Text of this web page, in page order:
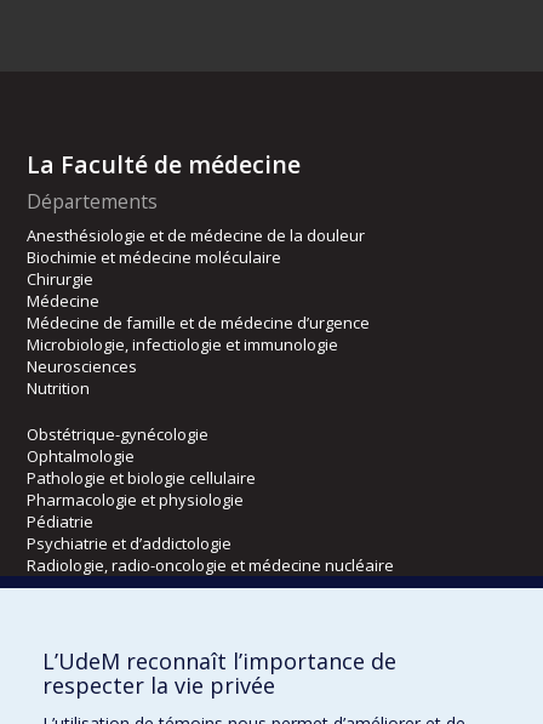
La Faculté de médecine
Départements
Anesthésiologie et de médecine de la douleur
Biochimie et médecine moléculaire
Chirurgie
Médecine
Médecine de famille et de médecine d’urgence
Microbiologie, infectiologie et immunologie
Neurosciences
Nutrition
Obstétrique-gynécologie
Ophtalmologie
Pathologie et biologie cellulaire
Pharmacologie et physiologie
Pédiatrie
Psychiatrie et d’addictologie
Radiologie, radio-oncologie et médecine nucléaire
Écoles
Kinésiologie et des sciences de l’activité physique
Orthophonie et audiologie
L’UdeM reconnaît l’importance de
respecter la vie privée